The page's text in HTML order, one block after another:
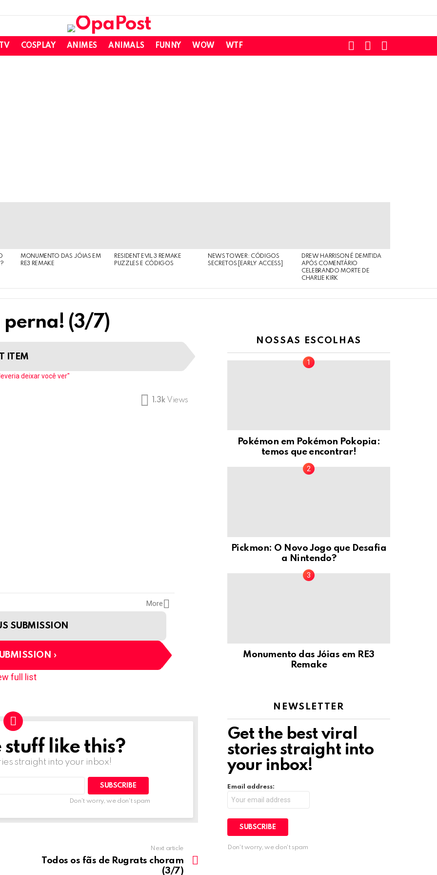
COSPLAY ANIMES ANIMALS FUNNY WOW WTF
SWITCH
SKIN
SEARCH
MONUMENTO DAS JÓIAS EM
RE3 REMAKE
RESIDENT EVIL 3 REMAKE
PUZZLES E CÓDIGOS
NEWS TOWER: CÓDIGOS
SECRETOS [EARLY ACCESS]
DREW HARRISON É DEMITIDA
APÓS COMENTÁRIO
CELEBRANDO MORTE DE
CHARLIE KIRK
perna! (3/7)
ITEM
deixar você ver"
1.3k Views
More
SUBMISSION
full list
like this?
straight into your inbox!
Don't worry, we don't spam
Next article
Todos os fãs de Rugrats choram
(3/7)
NOSSAS ESCOLHAS
Pokémon em Pokémon Pokopia:
temos que encontrar!
Pickmon: O Novo Jogo que Desafia
a Nintendo?
Monumento das Jóias em RE3
Remake
NEWSLETTER
Get the best viral
stories straight into
your inbox!
Email address:
Don't worry, we don't spam